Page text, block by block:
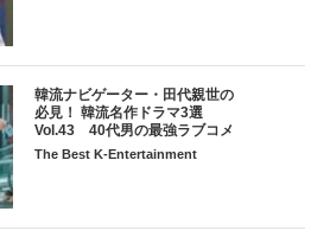
韓流ナビゲーター・田代親世の
必見！ 韓流名作ドラマ3選
Vol.43 40代男の最強ラブコメ
The Best K-Entertainment